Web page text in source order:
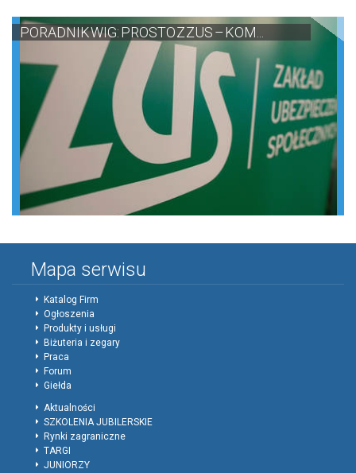
PORADNIK WIG: PROSTO Z ZUS – KOM...
Mapa serwisu
Katalog Firm
Ogłoszenia
Produkty i usługi
Biżuteria i zegary
Praca
Forum
Giełda
Aktualności
SZKOLENIA JUBILERSKIE
Rynki zagraniczne
TARGI
JUNIORZY